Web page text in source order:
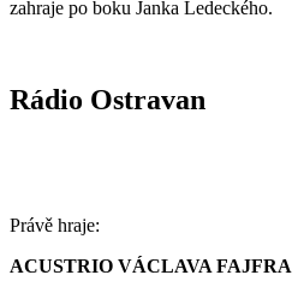
zahraje po boku Janka Ledeckého.
Rádio Ostravan
Právě hraje:
ACUSTRIO VÁCLAVA FAJFRA